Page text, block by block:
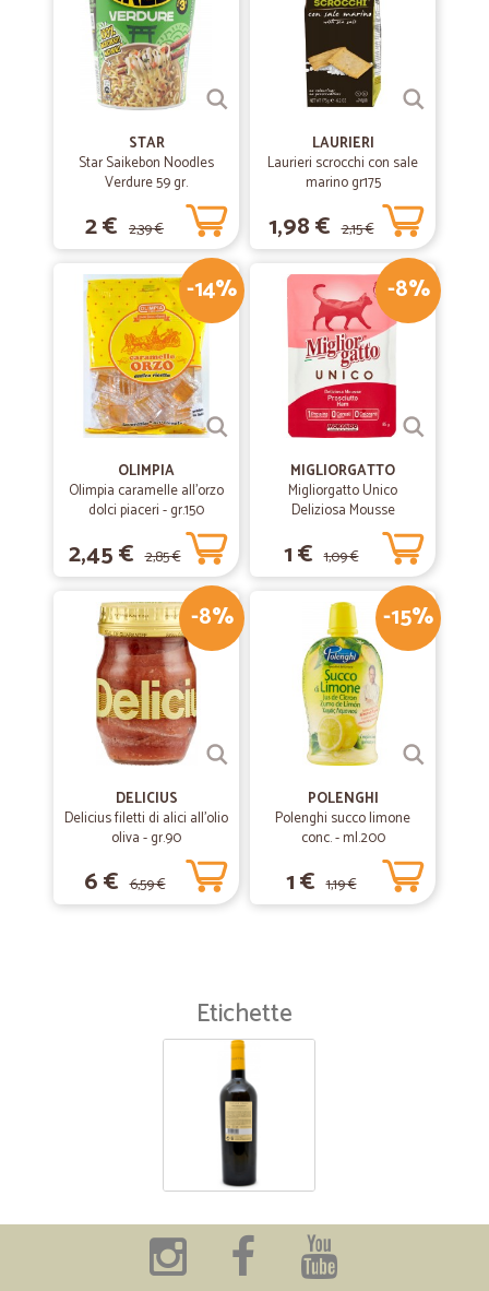
STAR
Star Saikebon Noodles
Verdure 59 gr.
2 € 2,39 €
LAURIERI
Laurieri scrocchi con sale
marino gr175
1,98 € 2,15 €
-14%
OLIMPIA
Olimpia caramelle all'orzo
dolci piaceri - gr.150
2,45 € 2,85 €
-8%
MIGLIORGATTO
Migliorgatto Unico
Deliziosa Mousse
Prosciutto 85 gr.
1 € 1,09 €
-8%
DELICIUS
Delicius filetti di alici all'olio
oliva - gr.90
6 € 6,59 €
-15%
POLENGHI
Polenghi succo limone
conc. - ml.200
1 € 1,19 €
Etichette